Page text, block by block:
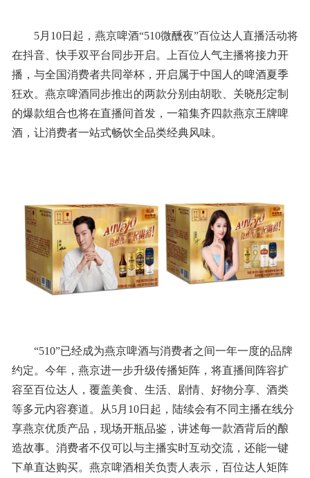
5月10日起，燕京啤酒“510微醺夜”百位达人直播活动将
在抖音、快手双平台同步开启。上百位人气主播将接力开
播，与全国消费者共同举杯，开启属于中国人的啤酒夏季
狂欢。燕京啤酒同步推出的两款分别由胡歌、关晓彤定制
的爆款组合也将在直播间首发，一箱集齐四款燕京王牌啤
酒，让消费者一站式畅饮全品类经典风味。
“510”已经成为燕京啤酒与消费者之间一年一度的品牌
约定。今年，燕京进一步升级传播矩阵，将直播间阵容扩
容至百位达人，覆盖美食、生活、剧情、好物分享、酒类
等多元内容赛道。从5月10日起，陆续会有不同主播在线分
享燕京优质产品，现场开瓶品鉴，讲述每一款酒背后的酿
造故事。消费者不仅可以与主播实时互动交流，还能一键
下单直达购买。燕京啤酒相关负责人表示，百位达人矩阵